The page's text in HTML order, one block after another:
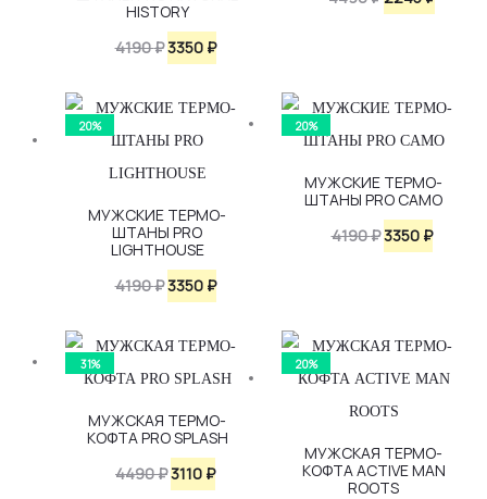
HISTORY
4190₽Первоначальная
составляла
4190 ₽.
3350 ₽Текущая
3350 ₽.
20%
МУЖСКИЕ ТЕРМО-
ШТАНЫ PRO
LIGHTHOUSE
4190₽Первоначальная
составляла
4190 ₽.
3350 ₽Текущая
3350 ₽.
20%
МУЖСКИЕ ТЕРМО-
ШТАНЫ PRO CAMO
4190₽3350 ₽
31%
МУЖСКАЯ ТЕРМО-
КОФТА PRO SPLASH
4490₽Первоначальная
3110 ₽Текущая
20%
МУЖСКАЯ ТЕРМО-
КОФТА ACTIVE MAN
ROOTS